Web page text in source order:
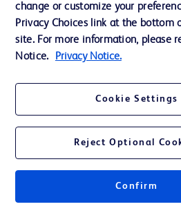
お問い合わせ
Cookie Preferences
プライバシーポリシー
© 2026 BD. All rights reserved. BD and the
Becton, Dickinson and Company. All other
change or customize your
Privacy Choices link at the bottom
site. For more information, please
Notice.
Privacy Notice.
Cookie Settings
Reject Optional
Confirm